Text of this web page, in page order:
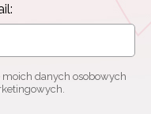
danych osobowych
najnowszymi